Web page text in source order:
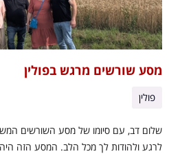
מסע שורשים מרגש בפולין
פולין
שלום דב, עם סיומו של מסע השורשים
לרגע ולהודות לך מכל הלב. המסע הזה היה